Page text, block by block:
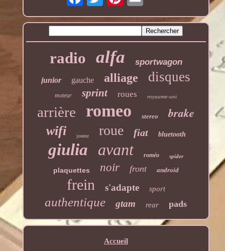
radio alfa sportwagon
junior gauche alliage disques
moteur sprint roues royaume-uni
arrière romeo stereo brake
wifi joueur roue fiat bluetooth
giulia avant roméo spider
plaquettes noir front android
frein s'adapte sport
authentique gtam rear pads
Accueil